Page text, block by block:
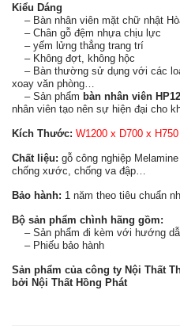
Kiểu Dáng
– Bàn nhân viên mặt chữ nhật
– Chân gỗ đệm nhựa chịu lực
– yếm lửng thẳng trang trí
– Không đợt, không hộc
– Bàn thường sử dụng với các
xoay văn phòng…
– Sản phẩm bàn nhân viên
nhân viên tạo nên sự hiện đại cho
Kích Thước: W1200 x D700 x
Chất liệu: gỗ công nghiệp
chống xước, chống va đập…
Bảo hành: 1 năm theo tiêu chuẩn
Bộ sản phẩm chình hãng gồm:
– Sản phẩm đi kèm với hướng
– Phiếu bảo hành
Sản phẩm của công ty Nội Thất
bởi Nội Thất Hồng Phát